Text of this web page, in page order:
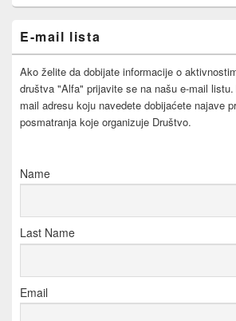
E-mail lista
Ako želite da dobijate informacije o
društva "Alfa" prijavite se na našu e-mail
mail adresu koju navedete dobijaćete najave
posmatranja koje organizuje Društvo.
Name
Last Name
Email